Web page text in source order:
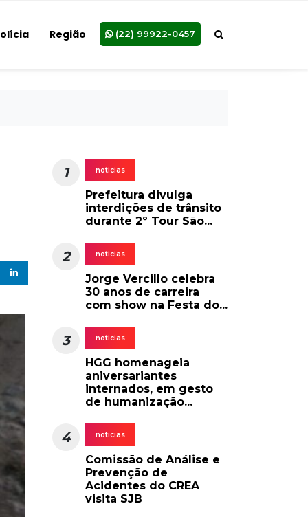
Região (22) 99922-0457
1 noticias
Prefeitura divulga
interdições de trânsito
durante 2º Tour São...
2 noticias
Jorge Vercillo celebra
30 anos de carreira
com show na Festa do...
3 noticias
HGG homenageia
aniversariantes
internados, em gesto
de humanização...
4 noticias
Comissão de Análise e
Prevenção de
Acidentes do CREA
visita SJB